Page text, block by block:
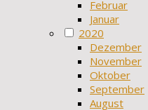
Februar
Januar
2020
Dezember
November
Oktober
September
August